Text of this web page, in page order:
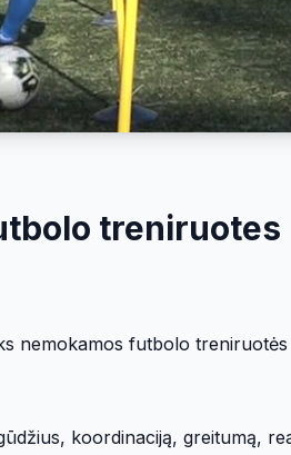
treniruotes
nemokamos futbolo
koordinaciją, greitumą,